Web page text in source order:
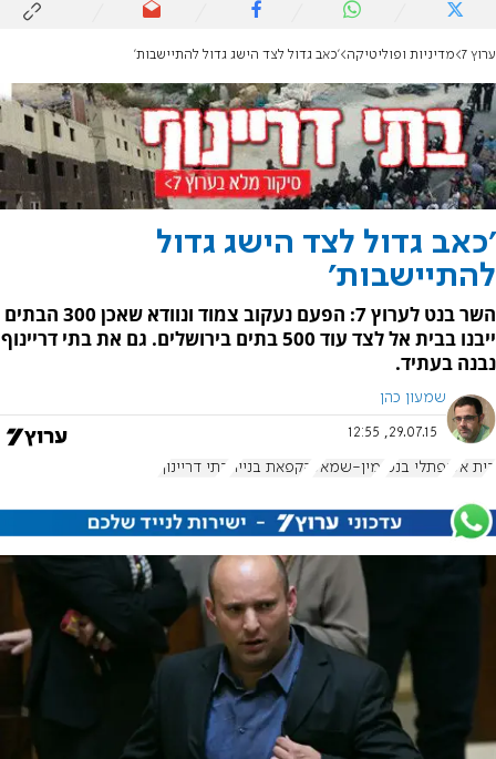
ערוץ 7 מדיניות ופוליטיקה 'כאב גדול לצד הישג גדול להתיישבות'
'כאב גדול לצד הישג גדול
להתיישבות'
השר בנט לערוץ 7: הפעם נעקוב צמוד ונוודא שאכן 300 הבתים
ייבנו בבית אל לצד עוד 500 בתים בירושלים. גם את בתי דריינוף
נבנה בעתיד.
שמעון כהן
29.07.15, 12:55
בית אל נפתלי בנט ימין-שמאל הקפאת בנייה בתי דריינוף